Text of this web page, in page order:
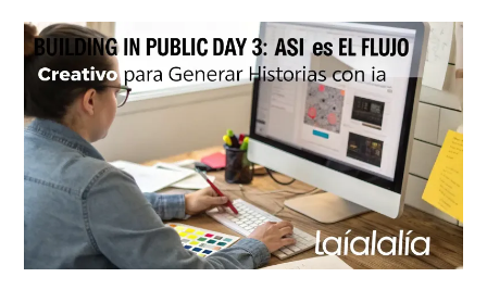
n
i
o
y
u
a
j
d
e
p